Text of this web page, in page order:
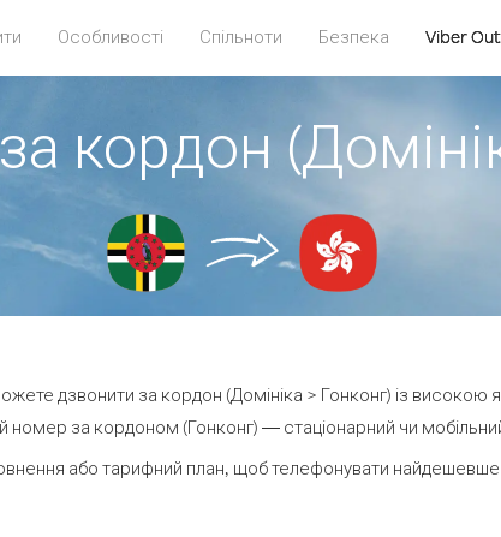
Особливості Спільноти Безпека Viber Out
кордон
дзвонити за кордон (Домініка > Гонконг) із високою
номер за кордоном (Гонконг) — стаціонарний чи
або тарифний план, щоб телефонувати найдешевше